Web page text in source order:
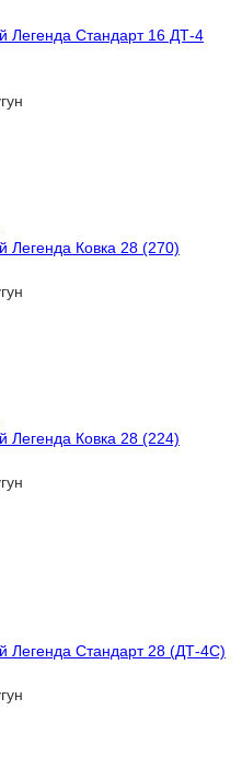
Легенда Стандарт 16 ДТ-4
Легенда Ковка 28 (270)
Легенда Ковка 28 (224)
Легенда Стандарт 28 (ДТ-4С)